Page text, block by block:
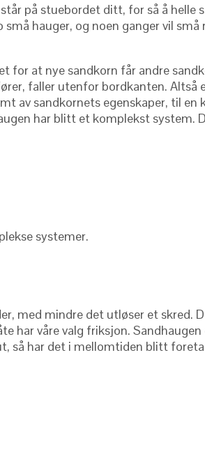
på stuebordet ditt, for så å
hauger, og noen ganger vil
at nye sandkorn får andre
faller utenfor bordkanten.
av sandkornets egenskaper, til
har blitt et komplekst system.
systemer.
med mindre det utløser et skred.
har våre valg friksjon.
så har det i mellomtiden blitt